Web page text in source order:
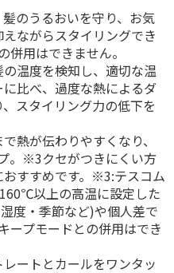
のうるおいを守り、お気
ながらスタイリングでき
用はできません。
温度を検知し、適切な温
比べ、過度な熱によるダ
スタイリング力の低下を
熱が伝わりやすくなり、
。※3クセがつきにくい方
すすめです。※3:テスコム
以上の高温に設定した
度・季節など)や個人差で
ープモードとの併用はでき
ートとカールをワンタッ